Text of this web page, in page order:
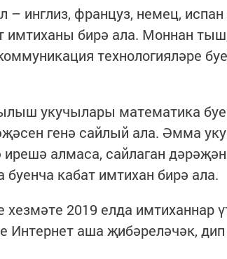
инглиз, француз, немец,
имтиханы бирә ала. Моннан
технологияләре
укучылары математика
генә сайлый ала. Әмма
алмаса, сайлаган
кабат имтихан бирә ала.
хезмәте 2019 елда имтиханнар
аша җибәреләчәк, дип